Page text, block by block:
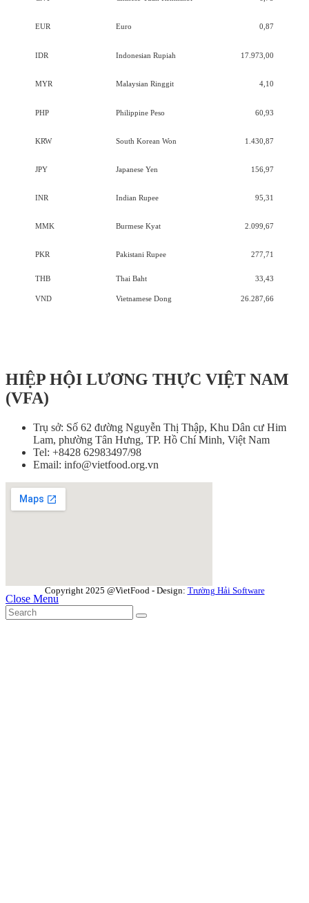
EUR Euro 0,87
IDR Indonesian Rupiah 17.973,00
MYR Malaysian Ringgit 4,10
PHP Philippine Peso 60,93
KRW South Korean Won 1.430,87
JPY Japanese Yen 156,97
INR Indian Rupee 95,31
MMK Burmese Kyat 2.099,67
PKR Pakistani Rupee 277,71
THB Thai Baht 33,43
VND Vietnamese Dong 26.287,66
HIỆP HỘI LƯƠNG THỰC VIỆT NAM
(VFA)
Trụ sở: Số 62 đường Nguyễn Thị Thập, Khu Dân cư Him
Lam, phường Tân Hưng, TP. Hồ Chí Minh, Việt Nam
Tel: +8428 62983497/98
Email: info@vietfood.org.vn
Copyright 2025 @VietFood - Design: Trường Hải Software
Close Menu